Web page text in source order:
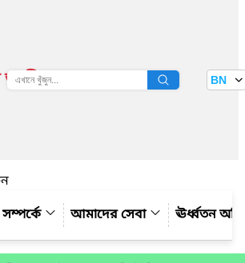
তথ্য বাতায়ন BN
আমাদের সেবা ঊর্ধ্বতন